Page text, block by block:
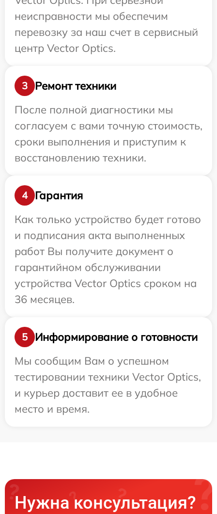
неисправности мы обеспечим
перевозку за наш счет в сервисный
центр Vector Optics.
3
Ремонт техники
После полной диагностики мы
согласуем с вами точную стоимость,
сроки выполнения и приступим к
восстановлению техники.
4
Гарантия
Как только устройство будет готово
и подписания акта выполненных
работ Вы получите документ о
гарантийном обслуживании
устройства Vector Optics сроком на
36 месяцев.
5
Информирование о готовности
Мы сообщим Вам о успешном
тестировании техники Vector Optics,
и курьер доставит ее в удобное
место и время.
Нужна консультация?